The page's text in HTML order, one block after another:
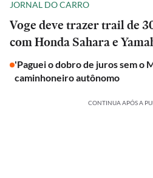
JORNAL DO CARRO
Voge deve trazer trail de
com Honda Sahara e
'Paguei o dobro de juros sem o
caminhoneiro autônomo
CONTINUA APÓS A